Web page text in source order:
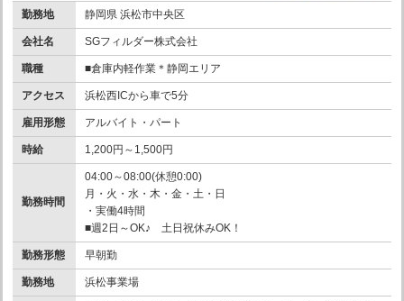
勤務地 静岡県 浜松市中央区
会社名 SGフィルダー株式会社
職種 ■倉庫内軽作業＊静岡エリア
アクセス 浜松西ICから車で5分
雇用形態 アルバイト・パート
時給 1,200円～1,500円
勤務時間
04:00～08:00(休憩0:00)
月・火・水・木・金・土・日
・実働4時間
■週2日～OK♪ 土日祝休みOK！
勤務形態 早朝勤
勤務地 浜松事業場